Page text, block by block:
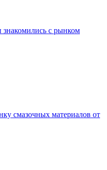
знакомились с рынком
смазочных материалов от